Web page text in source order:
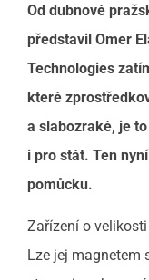
Od dubnové
představil Omer
Technologies
které
a slabozraké, je
i pro stát. Ten
pomůcku.
Zařízení o
Lze jej magnetem